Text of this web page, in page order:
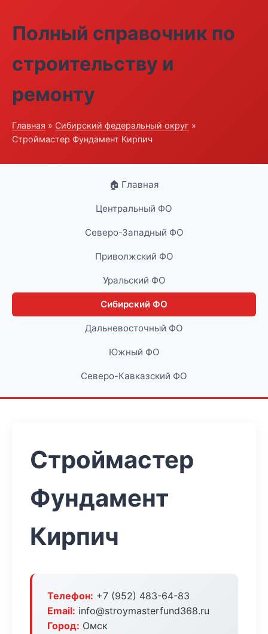
Полный справочник по
строительству и
ремонту
Главная » Сибирский федеральный округ »
Строймастер Фундамент Кирпич
🏠 Главная
Центральный ФО
Северо-Западный ФО
Приволжский ФО
Уральский ФО
Сибирский ФО
Дальневосточный ФО
Южный ФО
Северо-Кавказский ФО
Строймастер
Фундамент
Кирпич
Телефон: +7 (952) 483-64-83
Email: info@stroymasterfund368.ru
Город: Омск